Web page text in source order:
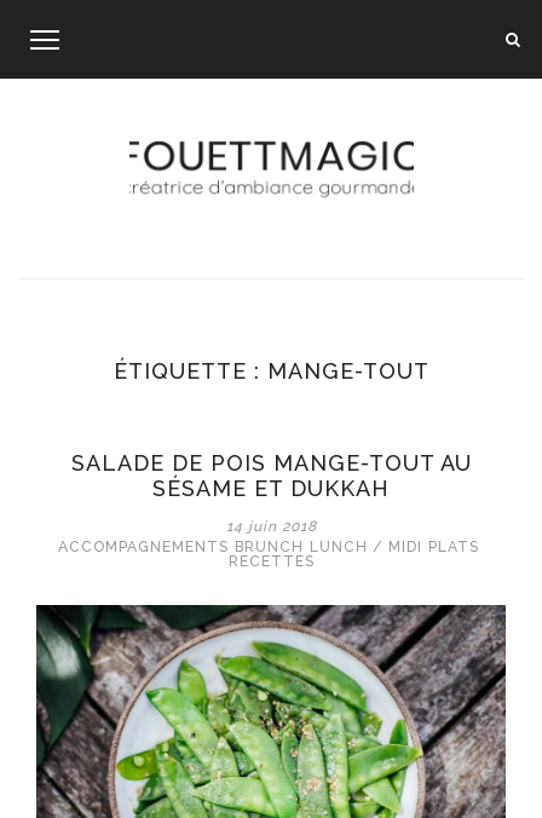
ÉTIQUETTE : MANGE-TOUT
SALADE DE POIS MANGE-TOUT AU
SÉSAME ET DUKKAH
14 juin 2018
ACCOMPAGNEMENTS BRUNCH LUNCH / MIDI
PLATS
RECETTES